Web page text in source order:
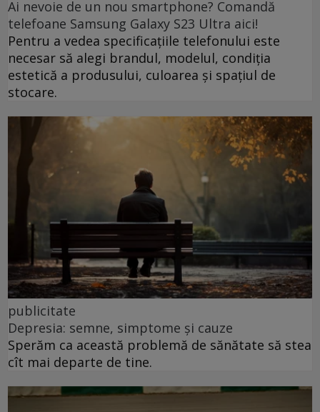
Ai nevoie de un nou smartphone? Comandă
telefoane Samsung Galaxy S23 Ultra aici!
Pentru a vedea specificațiile telefonului este
necesar să alegi brandul, modelul, condiția
estetică a produsului, culoarea și spațiul de
stocare.
publicitate
Depresia: semne, simptome și cauze
Sperăm ca această problemă de sănătate să stea
cît mai departe de tine.